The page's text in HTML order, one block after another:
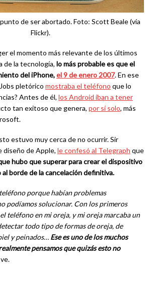
de ser abortado. Foto: Scott Beale (vía
Flickr).
el momento más relevante de los últimos
de la tecnología, lo más probable es que el
del iPhone,el 9 de enero 2007. En ese
pletórico mostraba el teléfono que lo
Antes de él, los Android iban a tener
tan exitoso que genera, por sí solo, más
estuvo muy cerca de no ocurrir. Sir
diseño de Apple, le confesó al Telegraph que
hubo que superar para crear el dispositivo
borde de la cancelación definitiva.
porque habían problemas
podíamos solucionar. Con los primeros
teléfono en mi oreja, y mi oreja marcaba un
todo tipo de formas de oreja, de
y peinados… Ese es uno de los muchos
pensamos que quizás esto no